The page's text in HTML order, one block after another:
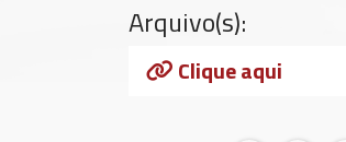
Arquivo(s):
Clique aqui